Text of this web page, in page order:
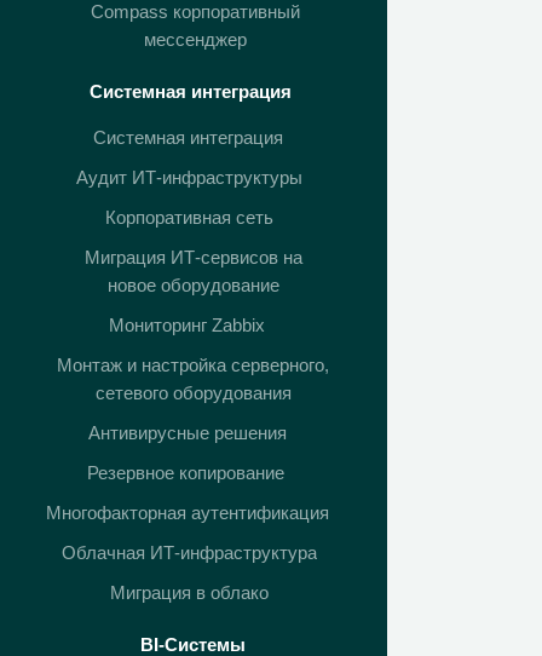
BI-Системы
Миграция в облако
Облачная ИТ-инфраструктура
Многофакторная аутентификация
Резервное копирование
Антивирусные решения
Монтаж и настройка серверного,
сетевого оборудования
Мониторинг Zabbix
Миграция ИТ-сервисов на
новое оборудование
Корпоративная сеть
Аудит ИТ-инфраструктуры
Системная интеграция
Системная интеграция
Compass корпоративный
мессенджер